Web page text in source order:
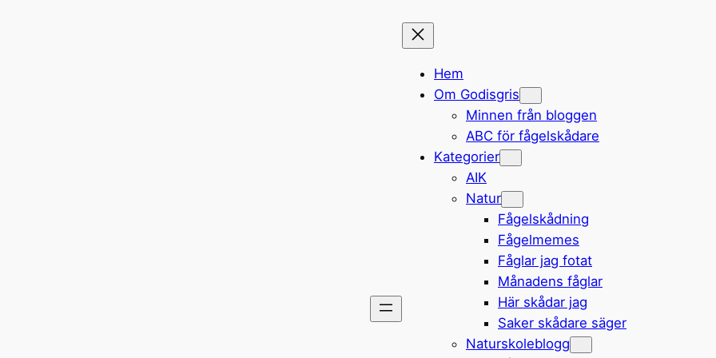
Hem
Om Godisgris
Minnen från bloggen
ABC för fågelskådare
Kategorier
AIK
Natur
Fågelskådning
Fågelmemes
Fåglar jag fotat
Månadens fåglar
Här skådar jag
Saker skådare säger
Naturskoleblogg